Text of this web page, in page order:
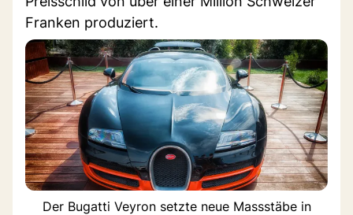
Franken produziert.
Der Bugatti Veyron setzte neue Massstäbe in